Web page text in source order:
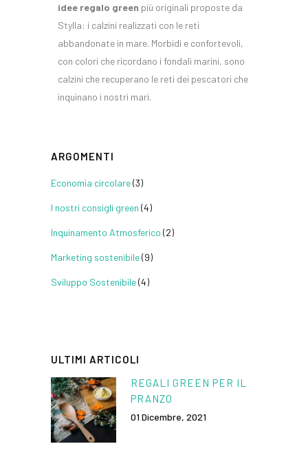
idee regalo green più originali proposte da
Stylla: i calzini realizzati con le reti
abbandonate in mare. Morbidi e confortevoli,
con colori che ricordano i fondali marini, sono
calzini che recuperano le reti dei pescatori che
inquinano i nostri mari.
ARGOMENTI
Economia circolare(3)
I nostri consigli green (4)
Inquinamento Atmosferico (2)
Marketing sostenibile(9)
Sviluppo Sostenibile(4)
ULTIMI ARTICOLI
REGALI GREEN PER IL
PRANZO
01 Dicembre, 2021